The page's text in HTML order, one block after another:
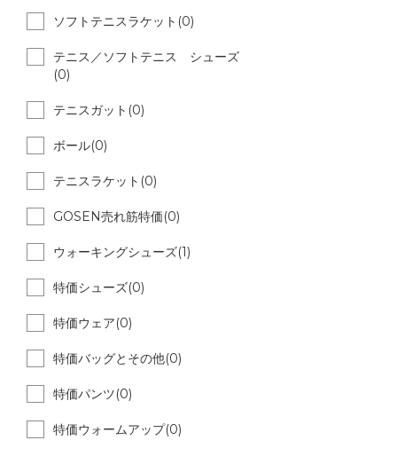
ソフトテニスラケット(0)
テニス／ソフトテニス シューズ
(0)
テニスガット(0)
ボール(0)
テニスラケット(0)
GOSEN売れ筋特価(0)
ウォーキングシューズ(1)
特価シューズ(0)
特価ウェア(0)
特価バッグとその他(0)
特価パンツ(0)
特価ウォームアップ(0)